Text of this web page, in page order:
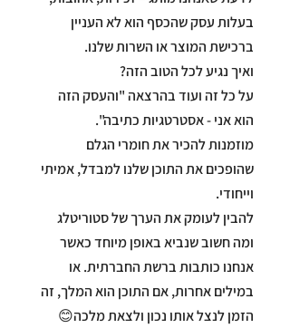
בעלות עסק שהכסף הוא לא העניין
על כל זה ועוד בהרצאה "והעסק הזה
מוזמנות להכיר את חומרי הגלם
שהופכים את התוכן שלנו למבדל, אמיתי
להבין לעומק את הערך של סטוריטלג
ומה חשוב שנביא באופן מיוחד כאשר
אנחנו כותבות ברשת החברתית. או
במילים אחרות, אם התוכן הוא המלך, זה